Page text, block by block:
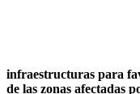
infraestructuras para
de las zonas afectadas